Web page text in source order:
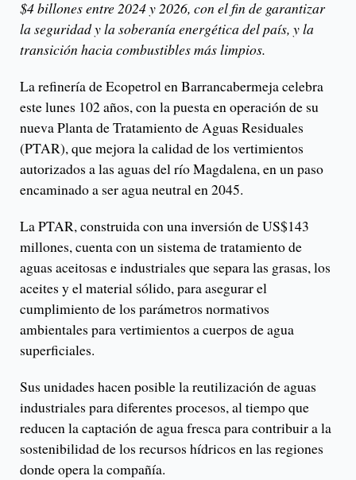
$4 billones entre 2024 y 2026, con el fin de garantizar
la seguridad y la soberanía energética del país, y la
transición hacia combustibles más limpios.
La refinería de Ecopetrol en Barrancabermeja celebra
este lunes 102 años, con la puesta en operación de su
nueva Planta de Tratamiento de Aguas Residuales
(PTAR), que mejora la calidad de los vertimientos
autorizados a las aguas del río Magdalena, en un paso
encaminado a ser agua neutral en 2045.
La PTAR, construida con una inversión de US$143
millones, cuenta con un sistema de tratamiento de
aguas aceitosas e industriales que separa las grasas, los
aceites y el material sólido, para asegurar el
cumplimiento de los parámetros normativos
ambientales para vertimientos a cuerpos de agua
superficiales.
Sus unidades hacen posible la reutilización de aguas
industriales para diferentes procesos, al tiempo que
reducen la captación de agua fresca para contribuir a la
sostenibilidad de los recursos hídricos en las regiones
donde opera la compañía.